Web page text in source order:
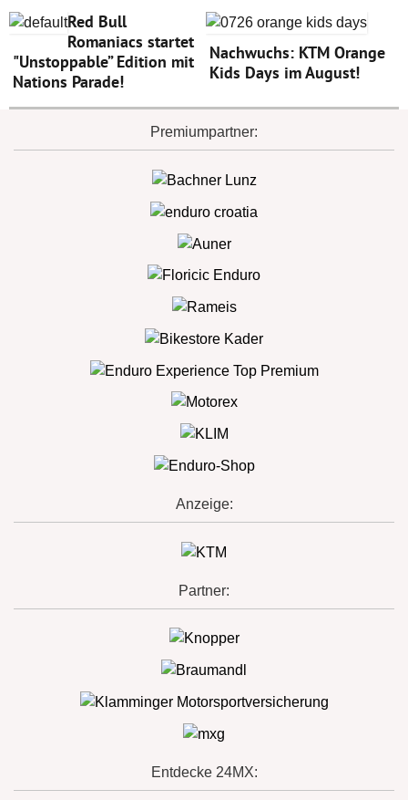
Red Bull
Romaniacs startet
"Unstoppable” Edition mit
Nations Parade!
Nachwuchs: KTM Orange
Kids Days im August!
Premiumpartner:
Anzeige:
Partner:
Entdecke 24MX: